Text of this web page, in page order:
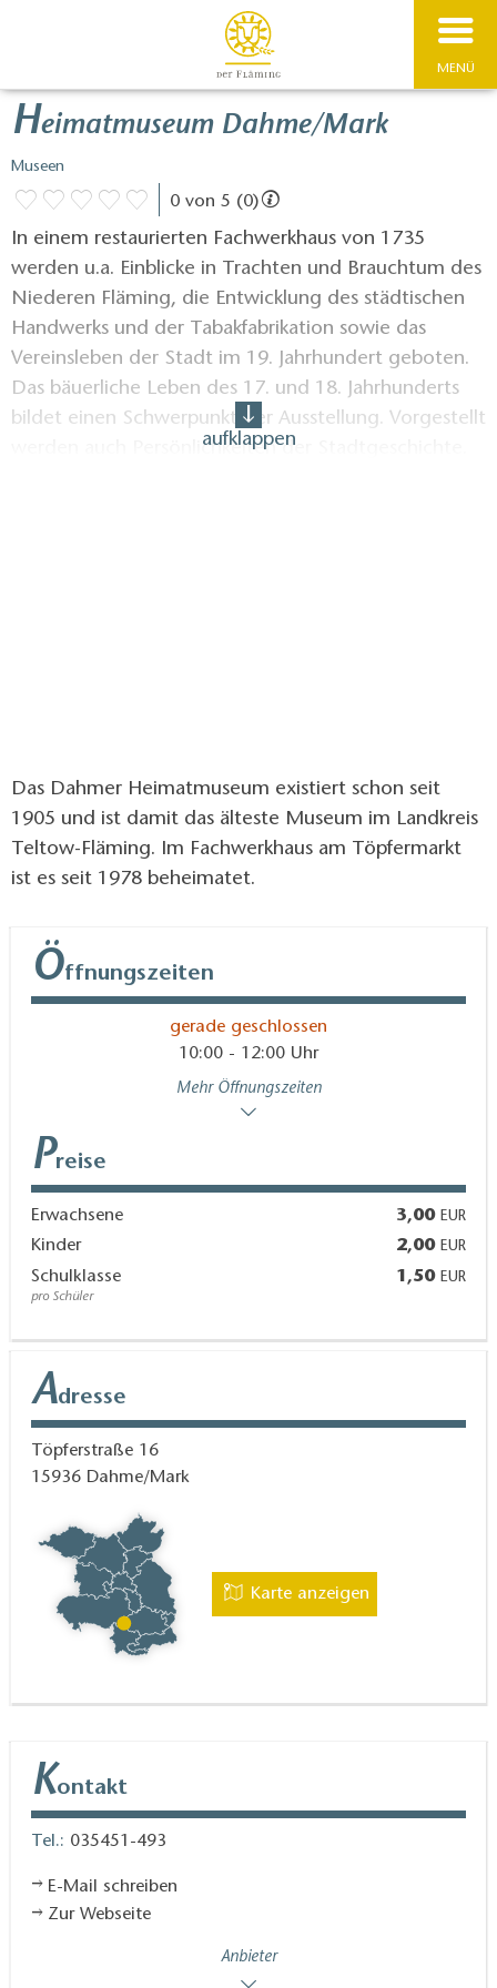
MENÜ
Heimatmuseum Dahme/Mark
Museen
0 von 5 (0)
In einem restaurierten Fachwerkhaus von 1735
werden u.a. Einblicke in Trachten und Brauchtum des
Niederen Fläming, die Entwicklung des städtischen
Handwerks und der Tabakfabrikation sowie das
Vereinsleben der Stadt im 19. Jahrhundert geboten.
Das bäuerliche Leben des 17. und 18. Jahrhunderts
bildet einen Schwerpunkt der Ausstellung. Vorgestellt
werden auch Persönlichkeiten der Stadtgeschichte.
aufklappen
Das Dahmer Heimatmuseum existiert schon seit
1905 und ist damit das älteste Museum im Landkreis
Teltow-Fläming. Im Fachwerkhaus am Töpfermarkt
ist es seit 1978 beheimatet.
Öffnungszeiten
gerade geschlossen
10:00 - 12:00 Uhr
Mehr Öffnungszeiten
Preise
Erwachsene 3,00 EUR
Kinder 2,00 EUR
Schulklasse 1,50 EUR
pro Schüler
Adresse
Töpferstraße 16
15936 Dahme/Mark
Karte anzeigen
Kontakt
Tel.: 035451-493
E-Mail schreiben
Zur Webseite
Anbieter